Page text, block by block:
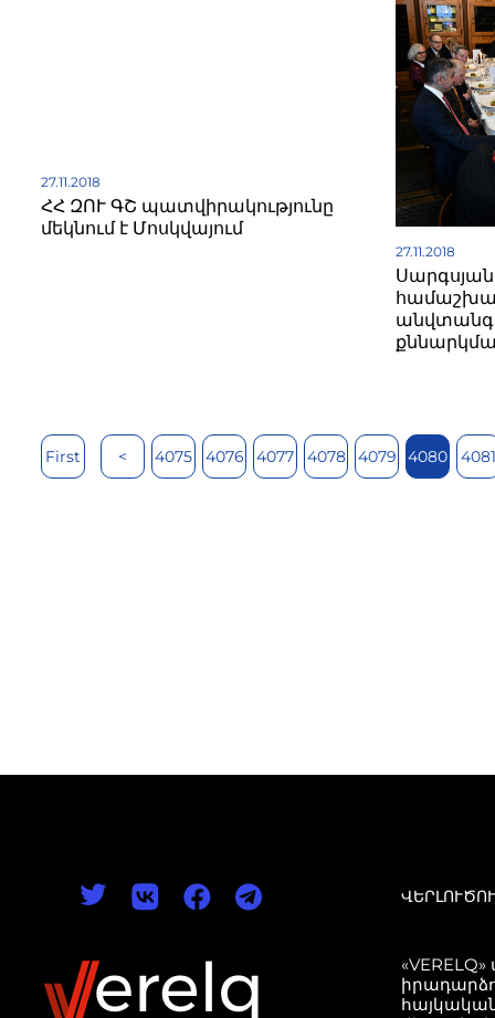
27.11.2018
ՀՀ ԶՈՒ ԳՇ պատվիրակությունը
մեկնում է Մոսկվայում
27.11.2018
First < 4075 4076 4077 4078 4079 4080 4081